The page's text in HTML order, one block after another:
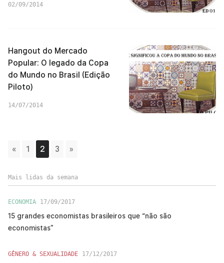
02/09/2014
Hangout do Mercado
Popular: O legado da Copa
do Mundo no Brasil (Edição
Piloto)
14/07/2014
« 1 2 3 »
Mais lidas da semana
ECONOMIA 17/09/2017
15 grandes economistas brasileiros que “não são
economistas”
GÊNERO & SEXUALIDADE 17/12/2017